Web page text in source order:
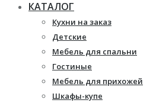
КАТАЛОГ
Кухни на заказ
Детские
Мебель для спальни
Гостиные
Мебель для прихожей
Шкафы-купе